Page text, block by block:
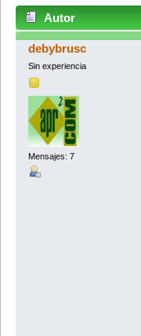
Autor
button (Leído 7644
debybrusc
Sin experiencia
Mensajes: 7